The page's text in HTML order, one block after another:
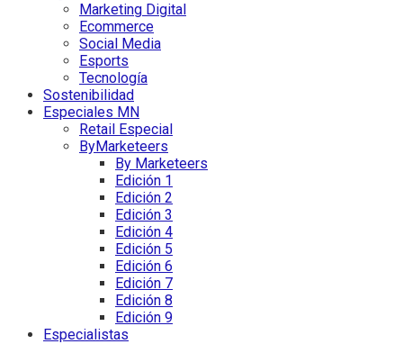
Marketing Digital
Ecommerce
Social Media
Esports
Tecnología
Sostenibilidad
Especiales MN
Retail Especial
ByMarketeers
By Marketeers
Edición 1
Edición 2
Edición 3
Edición 4
Edición 5
Edición 6
Edición 7
Edición 8
Edición 9
Especialistas